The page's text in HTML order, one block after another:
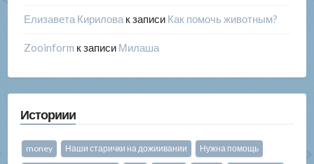
Елизавета Кириловак записи Как помочь животным?
Zooinform к записи Милаша
Историии
money Наши старички на дожиивании Нужна помощь